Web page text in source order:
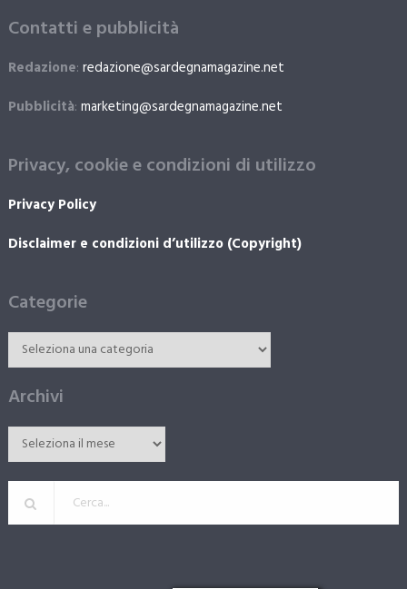
Contatti e pubblicità
Redazione: redazione@sardegnamagazine.net
Pubblicità: marketing@sardegnamagazine.net
Privacy, cookie e condizioni di utilizzo
Privacy Policy
Disclaimer e condizioni d’utilizzo (Copyright)
Categorie
Archivi